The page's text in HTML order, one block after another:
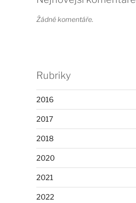
Žádné komentáře.
Rubriky
2016
2017
2018
2020
2021
2022